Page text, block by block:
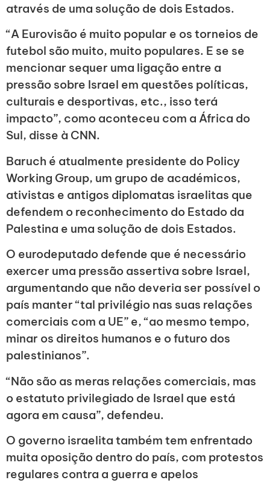
através de uma solução de dois Estados.
“A Eurovisão é muito popular e os torneios de
futebol são muito, muito populares. E se se
mencionar sequer uma ligação entre a
pressão sobre Israel em questões políticas,
culturais e desportivas, etc., isso terá
impacto”, como aconteceu com a África do
Sul, disse à CNN.
Baruch é atualmente presidente do Policy
Working Group, um grupo de académicos,
ativistas e antigos diplomatas israelitas que
defendem o reconhecimento do Estado da
Palestina e uma solução de dois Estados.
O eurodeputado defende que é necessário
exercer uma pressão assertiva sobre Israel,
argumentando que não deveria ser possível o
país manter “tal privilégio nas suas relações
comerciais com a UE” e, “ao mesmo tempo,
minar os direitos humanos e o futuro dos
palestinianos”.
“Não são as meras relações comerciais, mas
o estatuto privilegiado de Israel que está
agora em causa”, defendeu.
O governo israelita também tem enfrentado
muita oposição dentro do país, com protestos
regulares contra a guerra e apelos